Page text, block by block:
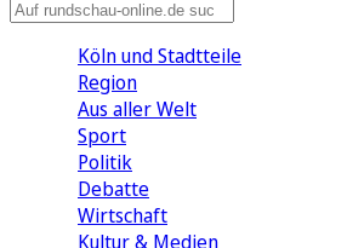
Köln und Stadtteile
Region
Aus aller Welt
Sport
Politik
Debatte
Wirtschaft
Kultur & Medien